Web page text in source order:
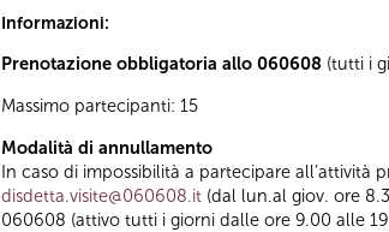
Informazioni:
Prenotazione obbligatoria allo 060608 (tutti i
Massimo partecipanti: 15
Modalità di annullamento
In caso di impossibilità a partecipare all’attività
disdetta.visite@060608.it (dal lun.al giov. ore
060608 (attivo tutti i giorni dalle ore 9.00 alle